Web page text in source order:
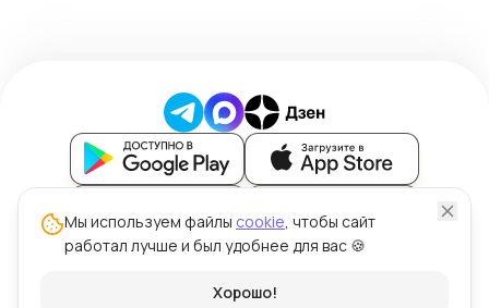
Мы используем файлы cookie, чтобы сайт
работал лучше и был удобнее для вас 🍪
Хорошо!
Блог
Политика обработки персональных данных
© ООО "Силк" 2026 | Цена Зерна™